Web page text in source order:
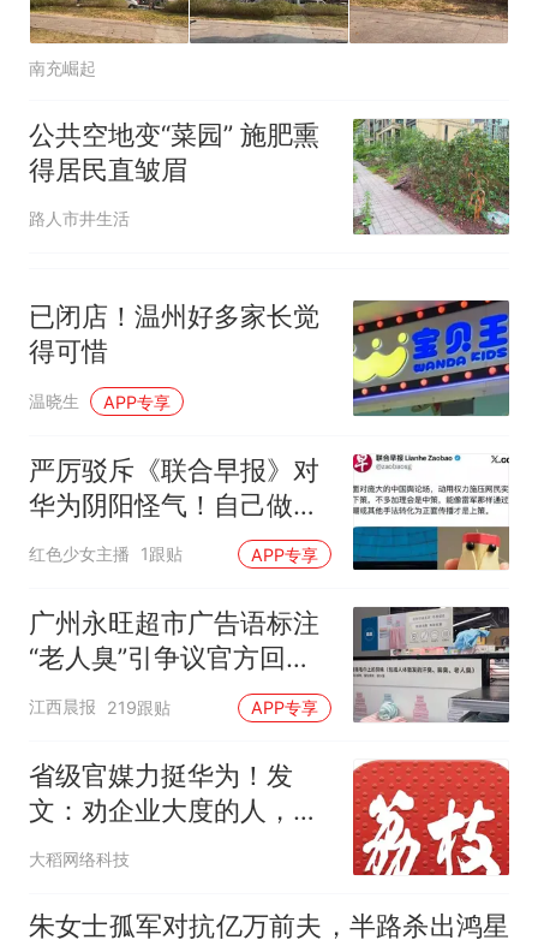
南充崛起
公共空地变“菜园” 施肥熏
得居民直皱眉
路人市井生活
已闭店！温州好多家长觉
得可惜
温晓生 APP专享
严厉驳斥《联合早报》对
华为阴阳怪气！自己做不
到还去教别人
红色少女主播 1跟贴 APP专享
广州永旺超市广告语标注
“老人臭”引争议官方回
应：统一上报反馈，门店
核实完毕后会回电
江西晨报 219跟贴 APP专享
省级官媒力挺华为！发
文：劝企业大度的人，请
先尊重法律底线！
大稻网络科技
朱女士孤军对抗亿万前夫，半路杀出鸿星